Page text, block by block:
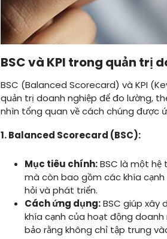
BSC và KPI trong quản trị
BSC (Balanced Scorecard) và KPI
quản trị doanh nghiệp để đo lường,
nhìn tổng quan về cách chúng được
1. Balanced Scorecard (BSC):
Mục tiêu chính:BSC là một hệ
mà còn bao gồm các khía
hỏi và phát triển.
Cách ứng dụng:BSC giúp xây
khía cạnh của hoạt động
bảo rằng không chỉ tập trung